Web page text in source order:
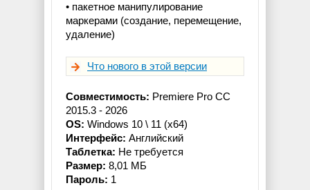
• пакетное манипулирование
маркерами (создание, перемещение,
удаление)
Что нового в этой версии
Совместимость: Premiere Pro CC
2015.3 - 2026
OS: Windows 10 \ 11 (x64)
Интерфейс: Английский
Таблетка: Не требуется
Размер: 8,01 МБ
Пароль: 1